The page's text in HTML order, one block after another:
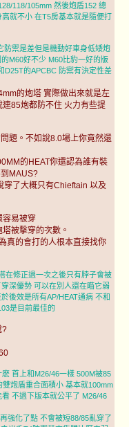
118/105mm 然後炮盾152 總
就不小 在T5房基本就是隨便打
防禦是差但是機動好車身低矮炮
M60好不少 M60比豹一好的版
D25T的APCBC 防禦有決定性差
的炮塔 實際做出來就是左
85炮都防不住 火力有些提
題。不如說8.0場上你竟然還
的HEAT你還認為誰有裝
MAUS?
穿了大概只有Chieftain 以及
容易被穿
被擊穿的次數。
真的會打的人根本直接找你
在修正過一次之後只有脖子會被
深優勢 可以在別人還在瞄它弱
後效是所有AP/HEAT通病 不和
是目前最佳的
?
首上和M26/46一樣 500M被85
炮盾重合面積小 基本就100mm
不過下版本就公平了 M26/46
強化了點 不會被短88/85亂穿了